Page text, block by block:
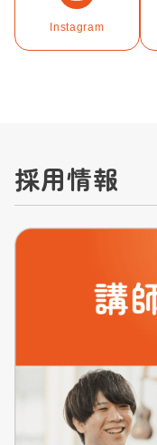
Instagram
採用情報